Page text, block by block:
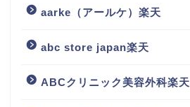
aarke（アールケ）楽天
abc store japan楽天
ABCクリニック美容外科楽天